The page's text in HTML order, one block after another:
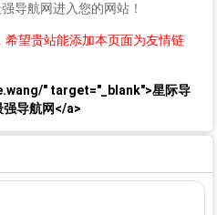
导航网进入您的网站！
望贵站能添加本页面为友情链
" target="_blank">星际导
导航网</a>